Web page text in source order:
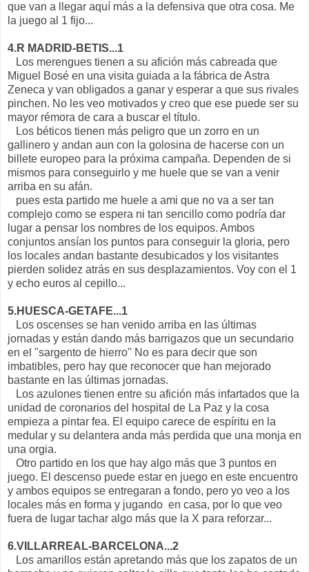
que van a llegar aquí más a la defensiva que otra cosa. Me
la juego al 1 fijo...
4.R MADRID-BETIS...1
Los merengues tienen a su afición más cabreada que
Miguel Bosé en una visita guiada a la fábrica de Astra
Zeneca y van obligados a ganar y esperar a que sus rivales
pinchen. No les veo motivados y creo que ese puede ser su
mayor rémora de cara a buscar el título.
Los béticos tienen más peligro que un zorro en un
gallinero y andan aun con la golosina de hacerse con un
billete europeo para la próxima campaña. Dependen de si
mismos para conseguirlo y me huele que se van a venir
arriba en su afán.
pues esta partido me huele a ami que no va a ser tan
complejo como se espera ni tan sencillo como podría dar
lugar a pensar los nombres de los equipos. Ambos
conjuntos ansían los puntos para conseguir la gloria, pero
los locales andan bastante desubicados y los visitantes
pierden solidez atrás en sus desplazamientos. Voy con el 1
y echo euros al cepillo...
5.HUESCA-GETAFE...1
Los oscenses se han venido arriba en las últimas
jornadas y están dando más barrigazos que un secundario
en el "sargento de hierro" No es para decir que son
imbatibles, pero hay que reconocer que han mejorado
bastante en las últimas jornadas.
Los azulones tienen entre su afición más infartados que la
unidad de coronarios del hospital de La Paz y la cosa
empieza a pintar fea. El equipo carece de espíritu en la
medular y su delantera anda más perdida que una monja en
una orgia.
Otro partido en los que hay algo más que 3 puntos en
juego. El descenso puede estar en juego en este encuentro
y ambos equipos se entregaran a fondo, pero yo veo a los
locales más en forma y jugando en casa, por lo que veo
fuera de lugar tachar algo más que la X para reforzar...
6.VILLARREAL-BARCELONA...2
Los amarillos están apretando más que los zapatos de un